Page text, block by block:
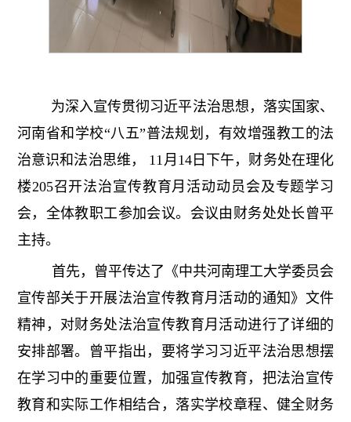
为深入宣传贯彻习近平法治思想，落实国家、
河南省和学校“八五”普法规划，有效增强教工的法
治意识和法治思维， 11月14日下午，财务处在理化
楼205召开法治宣传教育月活动动员会及专题学习
会，全体教职工参加会议。会议由财务处处长曾平
主持。
首先，曾平传达了《中共河南理工大学委员会
宣传部关于开展法治宣传教育月活动的通知》文件
精神，对财务处法治宣传教育月活动进行了详细的
安排部署。曾平指出，要将学习习近平法治思想摆
在学习中的重要位置，加强宣传教育，把法治宣传
教育和实际工作相结合，落实学校章程、健全财务